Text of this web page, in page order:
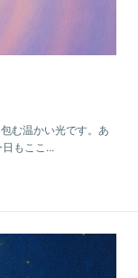
む温かい光です。あ
もここ...